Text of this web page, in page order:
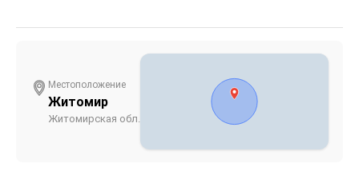
Местоположение
Житомир
Житомирская обл.